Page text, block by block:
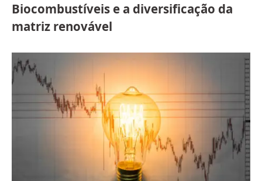
Biocombustíveis e a diversificação da
matriz renovável